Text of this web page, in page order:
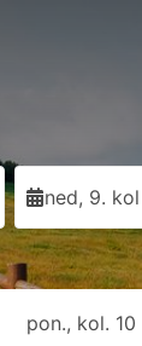
ned, 9. kol
pon., kol. 10